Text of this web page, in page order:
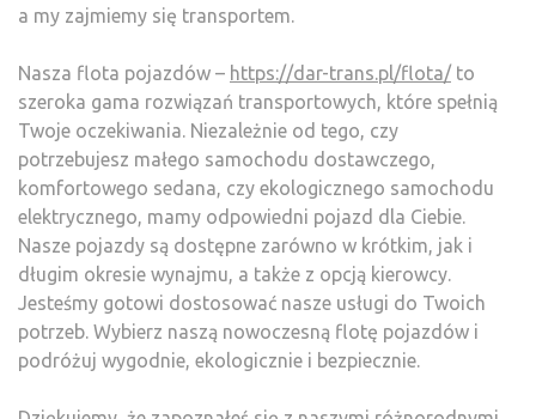
a my zajmiemy się transportem.
Nasza flota pojazdów – https://dar-trans.pl/flota/ to
szeroka gama rozwiązań transportowych, które spełnią
Twoje oczekiwania. Niezależnie od tego, czy
potrzebujesz małego samochodu dostawczego,
komfortowego sedana, czy ekologicznego samochodu
elektrycznego, mamy odpowiedni pojazd dla Ciebie.
Nasze pojazdy są dostępne zarówno w krótkim, jak i
długim okresie wynajmu, a także z opcją kierowcy.
Jesteśmy gotowi dostosować nasze usługi do Twoich
potrzeb. Wybierz naszą nowoczesną flotę pojazdów i
podróżuj wygodnie, ekologicznie i bezpiecznie.